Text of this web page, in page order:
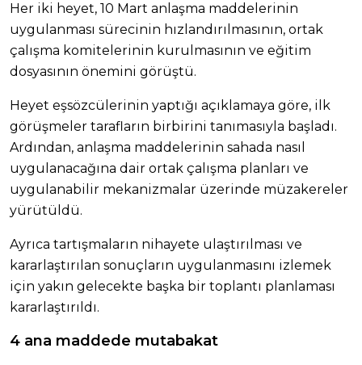
Her iki heyet, 10 Mart anlaşma maddelerinin
uygulanması sürecinin hızlandırılmasının, ortak
çalışma komitelerinin kurulmasının ve eğitim
dosyasının önemini görüştü.
Heyet eşsözcülerinin yaptığı açıklamaya göre, ilk
görüşmeler tarafların birbirini tanımasıyla başladı.
Ardından, anlaşma maddelerinin sahada nasıl
uygulanacağına dair ortak çalışma planları ve
uygulanabilir mekanizmalar üzerinde müzakereler
yürütüldü.
Ayrıca tartışmaların nihayete ulaştırılması ve
kararlaştırılan sonuçların uygulanmasını izlemek
için yakın gelecekte başka bir toplantı planlaması
kararlaştırıldı.
4 ana maddede mutabakat